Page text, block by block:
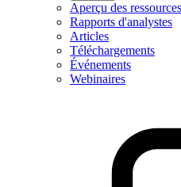
Aperçu des ressources
Rapports d'analystes
Articles
Téléchargements
Événements
Webinaires